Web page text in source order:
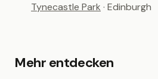
Tynecastle Park · Edinburgh
Mehr entdecken